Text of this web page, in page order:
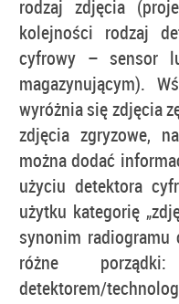
rodzaj zdjęcia
kolejności rodzaj
cyfrowy – sensor
magazynującym).
wyróżnia się zdjęcia
zdjęcia zgryzowe,
można dodać
użyciu detektora
użytku kategorię
synonim radiogramu
różne
detektorem/